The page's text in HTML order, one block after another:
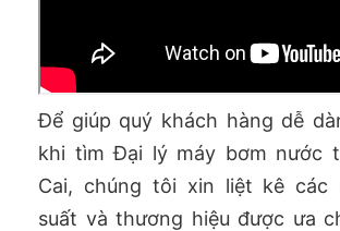
Để giúp quý khách hàng dễ
khi tìm Đại lý máy bơm nước
Cai, chúng tôi xin liệt kê các
suất và thương hiệu được ưa